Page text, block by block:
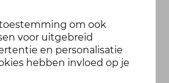
om ook
voor uitgebreid
en personalisatie
hebben invloed op je